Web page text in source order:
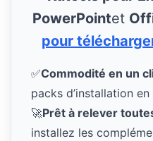
PowerPointet
pour
✅Commodité en un
packs d’installation
🚀Prêt à relever
installez les